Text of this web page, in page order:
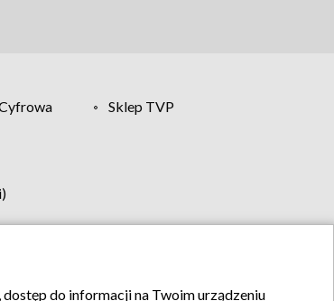
Sklep TVP
do informacji na Twoim urządzeniu